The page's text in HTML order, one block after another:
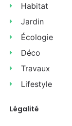
Habitat
Jardin
Écologie
Déco
Travaux
Lifestyle
Légalité